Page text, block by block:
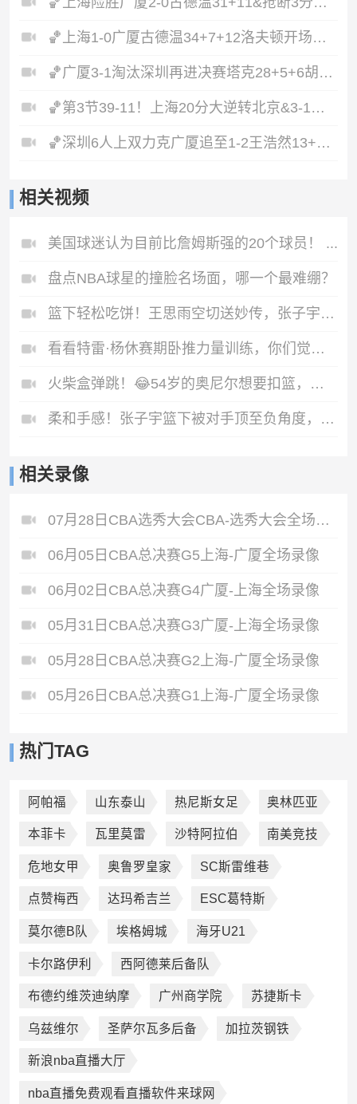
🏀上海1-0广厦古德温34+7+12洛夫顿开场伤退孙铭徽0分&5失误
🏀广厦3-1淘汰深圳再进决赛塔克28+5+6胡金秋15+8贺希宁12分
🏀第3节39-11！上海20分大逆转北京&3-1闯入总决赛刘铮5记三分
🏀深圳6人上双力克广厦追至1-2王浩然13+5布朗32+5+5&6失误
相关视频
美国球迷认为目前比詹姆斯强的20个球员！ ...
盘点NBA球星的撞脸名场面，哪一个最难绷？
篮下轻松吃饼！王思雨空切送妙传，张子宇接球轻松上篮！
看看特雷·杨休赛期卧推力量训练，你们觉得有变壮了吗？
火柴盒弹跳！😂54岁的奥尼尔想要扣篮，结果被篮筐给帽了
柔和手感！张子宇篮下被对手顶至负角度，但依旧稳稳将球放进
相关录像
07月28日CBA选秀大会CBA-选秀大会全场录像
06月05日CBA总决赛G5上海-广厦全场录像
06月02日CBA总决赛G4广厦-上海全场录像
05月31日CBA总决赛G3广厦-上海全场录像
05月28日CBA总决赛G2上海-广厦全场录像
05月26日CBA总决赛G1上海-广厦全场录像
热门TAG
阿帕福 山东泰山 热尼斯女足 奥林匹亚
本菲卡 瓦里莫雷 沙特阿拉伯 南美竞技
危地女甲 奥鲁罗皇家 SC斯雷维巷
点赞梅西 达玛希吉兰 ESC葛特斯
莫尔德B队 埃格姆城 海牙U21
卡尔路伊利 西阿德莱后备队
布德约维茨迪纳摩 广州商学院 苏捷斯卡
乌兹维尔 圣萨尔瓦多后备 加拉茨钢铁
新浪nba直播大厅
nba直播免费观看直播软件来球网